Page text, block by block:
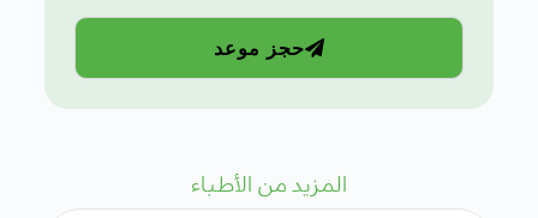
حجز موعد
المزيد من الأطباء